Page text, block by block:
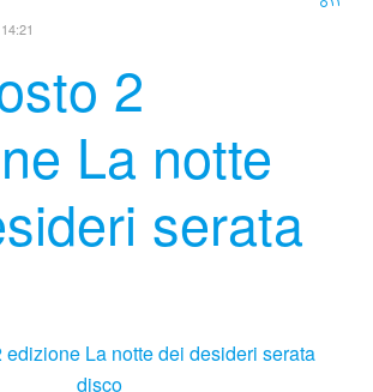
2
La notte
serata